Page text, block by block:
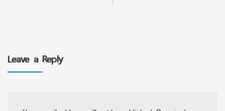
Leave a Reply